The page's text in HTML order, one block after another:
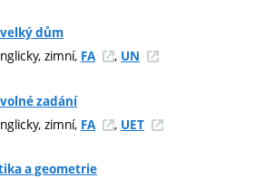
dům
zimní, FA , UN
zadání
zimní, FA , UET
a geometrie